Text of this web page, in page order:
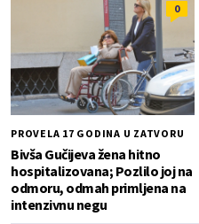
0
PROVELA 17 GODINA U ZATVORU
Bivša Gučijeva žena hitno
hospitalizovana; Pozlilo joj na
odmoru, odmah primljena na
intenzivnu negu